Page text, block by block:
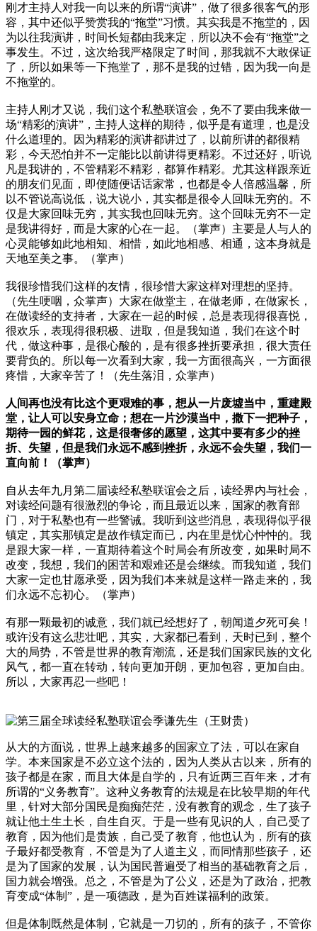
刚才主持人对我一向以来的所谓“演讲”，做了很多很客气的形
容，其中还似乎赞赏我的“拖堂”习惯。其实我是不拖堂的，因
为以往我演讲，时间长短都由我来定，所以决不会有“拖堂”之
事发生。不过，这次给我严格限定了时间，那我就不大敢保证
了，所以如果等一下拖堂了，那不是我的过错，因为我一向是
不拖堂的。
主持人刚才又说，我们这个私塾联谊会，免不了要由我来做一
场“精彩的演讲”，主持人这样的期待，似乎是有道理，也是没
什么道理的。因为精彩的演讲都讲过了，以前所讲的都很精
彩，今天恐怕并不一定能比以前讲得更精彩。不过还好，听说
凡是我讲的，不管精彩不精彩，都算作精彩。尤其这样跟亲近
的朋友们见面，即使随便话话家常，也都是令人倍感温馨，所
以不管说高说低，说大说小，其实都是很令人回味无穷的。不
仅是大家回味无穷，其实我也回味无穷。这个回味无穷不一定
是我讲得好，而是大家的心在一起。（掌声）主要是人与人的
心灵能够如此地相知、相惜，如此地相感、相通，这本身就是
天地至美之事。（掌声）
我很珍惜我们这样的友情，很珍惜大家这样对理想的坚持。
（先生哽咽，众掌声）大家在做堂主，在做老师，在做家长，
在做读经的支持者，大家在一起的时候，总是表现得很喜悦，
很欢乐，表现得很积极、进取，但是我知道，我们在这个时
代，做这种事，是很心酸的，是有很多挫折要承担，很大责任
要背负的。所以每一次看到大家，我一方面很高兴，一方面很
疼惜，大家辛苦了！（先生落泪，众掌声）
人间再也没有比这个更艰难的事，想从一片废墟当中，重建殿
堂，让人可以安身立命；想在一片沙漠当中，撒下一把种子，
期待一园的鲜花，这是很奢侈的愿望，这其中要有多少的挫
折、失望，但是我们永远不感到挫折，永远不会失望，我们一
直向前！（掌声）
自从去年九月第二届读经私塾联谊会之后，读经界内与社会，
对读经问题有很激烈的争论，而且最近以来，国家的教育部
门，对于私塾也有一些警诫。我听到这些消息，表现得似乎很
镇定，其实那镇定是故作镇定而已，内在里是忧心忡忡的。我
是跟大家一样，一直期待着这个时局会有所改变，如果时局不
改变，我想，我们的困苦和艰难还是会继续。而我知道，我们
大家一定也甘愿承受，因为我们本来就是这样一路走来的，我
们永远不忘初心。（掌声）
有那一颗最初的诚意，我们就已经想好了，朝闻道夕死可矣！
或许没有这么悲壮吧，其实，大家都已看到，天时已到，整个
大的局势，不管是世界的教育潮流，还是我们国家民族的文化
风气，都一直在转动，转向更加开朗，更加包容，更加自由。
所以，大家再忍一些吧！
从大的方面说，世界上越来越多的国家立了法，可以在家自
学。本来国家是不必立这个法的，因为人类从古以来，所有的
孩子都是在家，而且大体是自学的，只有近两三百年来，才有
所谓的“义务教育”。这种义务教育的法规是在比较早期的年代
里，针对大部分国民是痴痴茫茫，没有教育的观念，生了孩子
就让他土生土长，自生自灭。于是一些有见识的人，自己受了
教育，因为他们是贵族，自己受了教育，他也认为，所有的孩
子最好都受教育，不管是为了人道主义，而同情那些孩子，还
是为了国家的发展，认为国民普遍受了相当的基础教育之后，
国力就会增强。总之，不管是为了公义，还是为了政治，把教
育变成“体制”，是一项德政，是为百姓谋福利的政策。
但是体制既然是体制，它就是一刀切的，所有的孩子，不管你